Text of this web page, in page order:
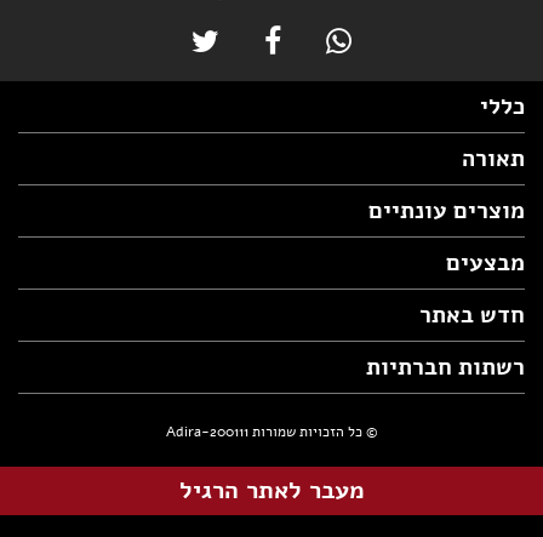
כללי
תאורה
מוצרים עונתיים
מבצעים
חדש באתר
רשתות חברתיות
© כל הזכויות שמורות Adira-200111
מעבר לאתר הרגיל